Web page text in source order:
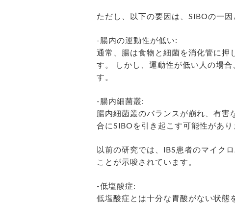
ただし、以下の要因は、SIBOの一
-腸内の運動性が低い:
通常、腸は食物と細菌を消化管に押
す。 しかし、運動性が低い人の場
す。
-腸内細菌叢:
腸内細菌叢のバランスが崩れ、有害
合にSIBOを引き起こす可能性があり
以前の研究では、IBS患者のマイク
ことが示唆されています。
-低塩酸症:
低塩酸症とは十分な胃酸がない状態